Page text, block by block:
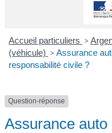
Accueil particuliers >
(véhicule) > Assurance
responsabilité civile ?
Question-réponse
Assurance